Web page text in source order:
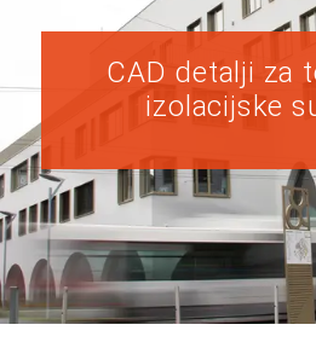
CAD detalji za
izolacijske